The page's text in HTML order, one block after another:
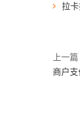
拉
上一篇
商户